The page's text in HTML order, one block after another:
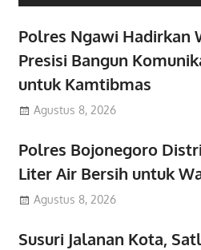
Polres Ngawi Hadirkan
Presisi Bangun
untuk Kamtibmas
Agustus 8, 2026
Polres Bojonegoro
Liter Air Bersih untuk
Agustus 8, 2026
Susuri Jalanan Kota,